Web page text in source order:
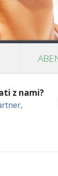
z nami?